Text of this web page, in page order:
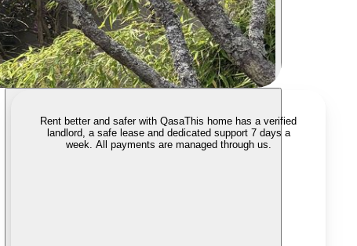
Rent better and safer with QasaThis home has a verified
landlord, a safe lease and dedicated support 7 days a
week. All payments are managed through us.